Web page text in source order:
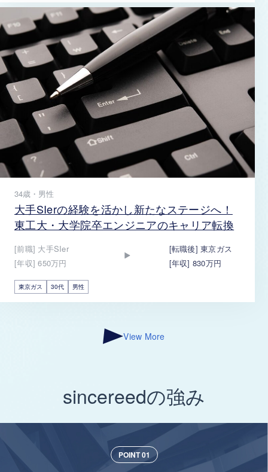
34歳・男性
大手SIerの経験を活かし新たなステージへ！
東工大・大学院卒エンジニアのキャリア転換
[前職] 大手SIer
[年収] 650万円
[転職後] 東京ガス
[年収] 830万円
東京ガス 30代 男性
View More
sincereedの強み
POINT 01